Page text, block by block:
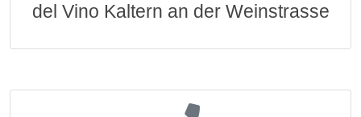
del Vino Kaltern an der Weinstrasse